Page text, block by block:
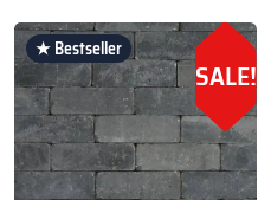
★ Bestseller
SALE!